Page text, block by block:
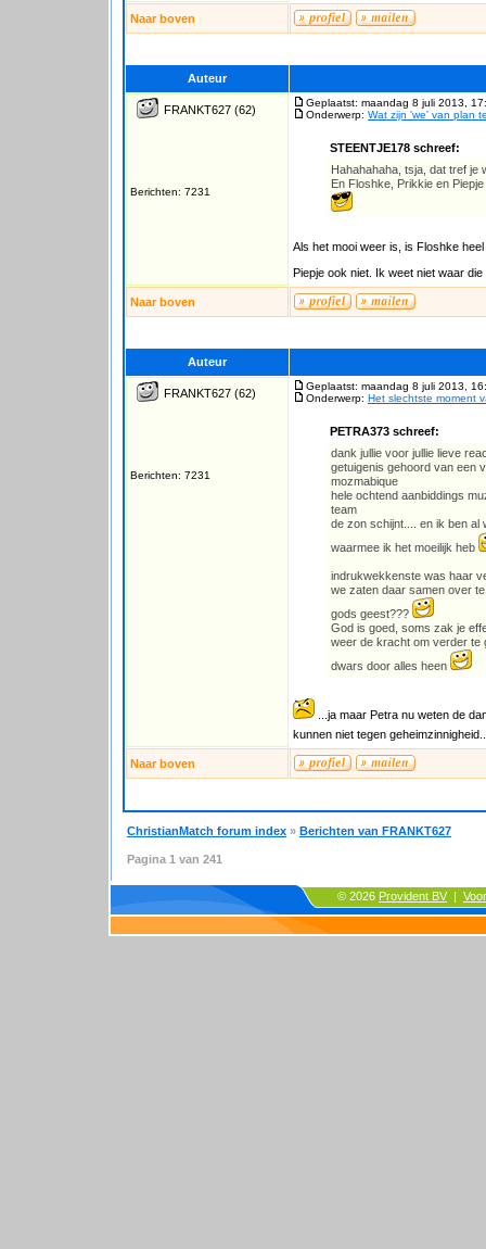
Naar boven
Auteur
FRANKT627 (62)
Berichten: 7231
Geplaatst: maandag 8 juli 2013,
Onderwerp: Wat zijn 'we' van plan
STEENTJE178 schreef:
Hahahahaha, tsja, dat tref je
En Floshke, Prikkie en
Als het mooi weer is, is Floshke
Piepje ook niet. Ik weet niet waar
Naar boven
Auteur
FRANKT627 (62)
Berichten: 7231
Geplaatst: maandag 8 juli 2013,
Onderwerp: Het slechtste moment
PETRA373 schreef:
dank jullie voor jullie lieve
getuigenis gehoord van een
mozmabique
hele ochtend aanbiddings
team
de zon schijnt.... en ik ben al
waarmee ik het moeilijk heb
indrukwekkenste was haar
we zaten daar samen over
gods geest???
God is goed, soms zak je
weer de kracht om verder te
dwars door alles heen
...ja maar Petra nu weten de
kunnen niet tegen
Naar boven
ChristianMatch forum index » Berichten van FRANKT627
Pagina 1 van 241
© 2026 Provident BV |